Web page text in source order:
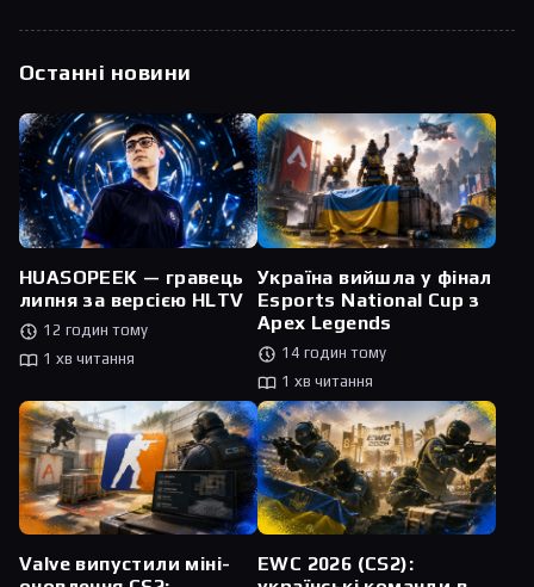
Останні новини
HUASOPEEK — гравець
липня за версією HLTV
12 годин тому
1 хв читання
Україна вийшла у фінал
Esports National Cup з
Apex Legends
14 годин тому
1 хв читання
Valve випустили міні-
EWC 2026 (CS2):